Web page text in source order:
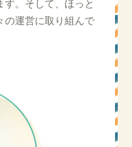
す。そして、ほっと
の運営に取り組んで